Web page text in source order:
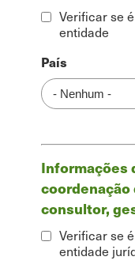
Verificar se
entidade
Endereço
faturação
País
Informações
coordenação
consultor,
Verificar se
entidade